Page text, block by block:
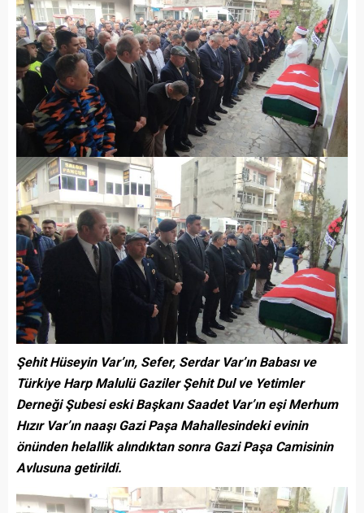
Şehit Hüseyin Var’ın, Sefer, Serdar Var’ın Babası ve
Türkiye Harp Malulü Gaziler Şehit Dul ve Yetimler
Derneği Şubesi eski Başkanı Saadet Var’ın eşi Merhum
Hızır Var’ın naaşı Gazi Paşa Mahallesindeki evinin
önünden helallik alındıktan sonra Gazi Paşa Camisinin
Avlusuna getirildi.